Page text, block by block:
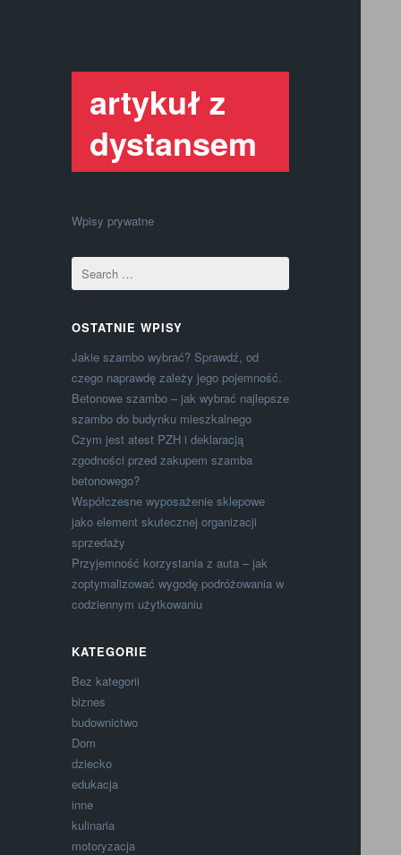
artykuł z
dystansem
Wpisy prywatne
OSTATNIE WPISY
Jakie szambo wybrać? Sprawdź, od
czego naprawdę zależy jego pojemność.
Betonowe szambo – jak wybrać najlepsze
szambo do budynku mieszkalnego
Czym jest atest PZH i deklaracją
zgodności przed zakupem szamba
betonowego?
Współczesne wyposażenie sklepowe
jako element skutecznej organizacji
sprzedaży
Przyjemność korzystania z auta – jak
zoptymalizować wygodę podróżowania w
codziennym użytkowaniu
KATEGORIE
Bez kategorii
biznes
budownictwo
Dom
dziecko
edukacja
inne
kulinaria
motoryzacja